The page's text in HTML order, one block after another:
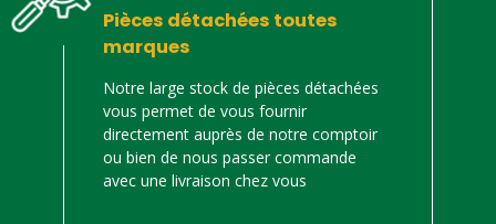
Pièces détachées toutes
marques
Notre large stock de pièces détachées
vous permet de vous fournir
directement auprès de notre comptoir
ou bien de nous passer commande
avec une livraison chez vous